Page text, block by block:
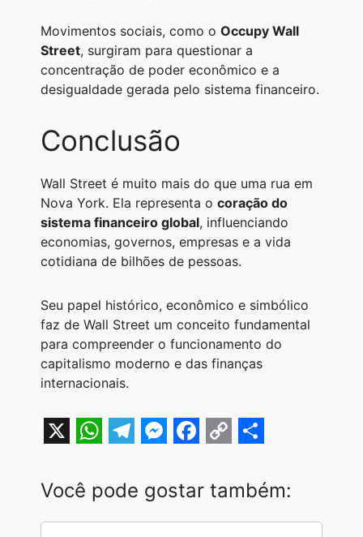
Movimentos sociais, como o Occupy Wall
Street, surgiram para questionar a
concentração de poder econômico e a
desigualdade gerada pelo sistema financeiro.
Conclusão
Wall Street é muito mais do que uma rua em
Nova York. Ela representa o coração do
sistema financeiro global, influenciando
economias, governos, empresas e a vida
cotidiana de bilhões de pessoas.
Seu papel histórico, econômico e simbólico
faz de Wall Street um conceito fundamental
para compreender o funcionamento do
capitalismo moderno e das finanças
internacionais.
h
a
e
l
e
s
a
c
o
p
h
a
Você pode gostar também: